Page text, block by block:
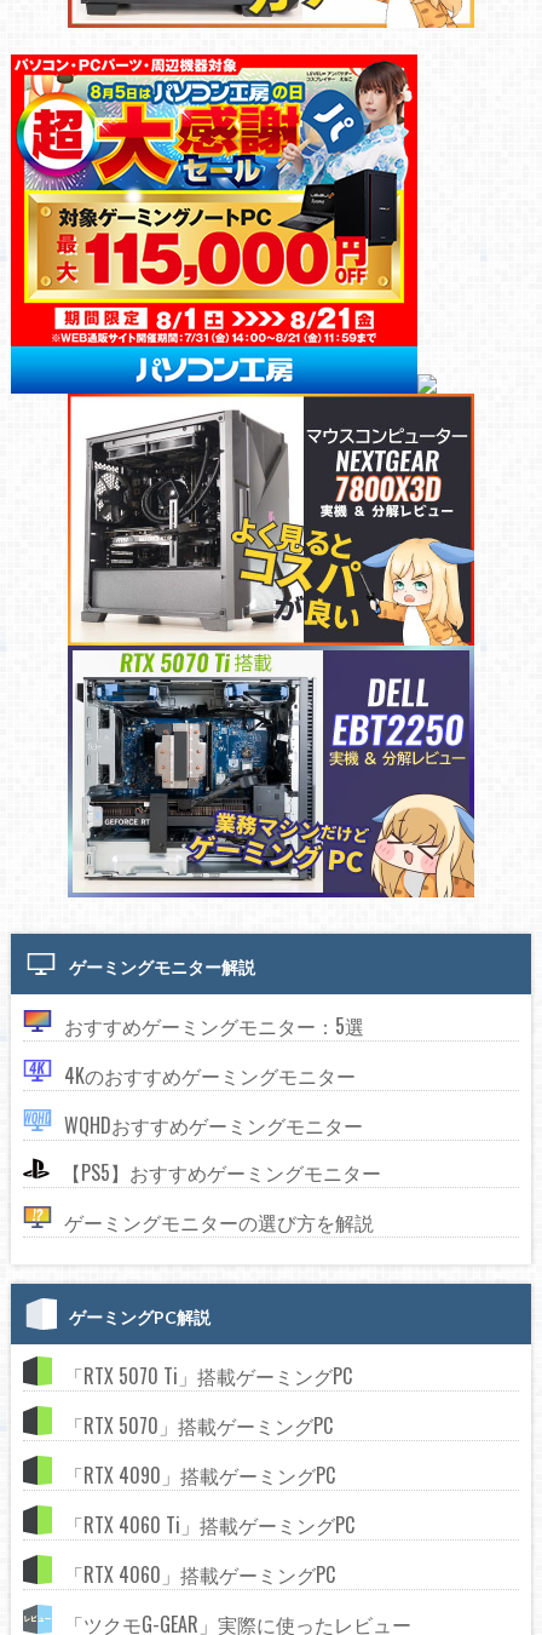
ゲーミングモニター解説
おすすめゲーミングモニター：5選
4Kのおすすめゲーミングモニター
WQHDおすすめゲーミングモニター
【PS5】おすすめゲーミングモニター
ゲーミングモニターの選び方を解説
ゲーミングPC解説
「RTX 5070 Ti」搭載ゲーミングPC
「RTX 5070」搭載ゲーミングPC
「RTX 4090」搭載ゲーミングPC
「RTX 4060 Ti」搭載ゲーミングPC
「RTX 4060」搭載ゲーミングPC
「ツクモG-GEAR」実際に使ったレビュー